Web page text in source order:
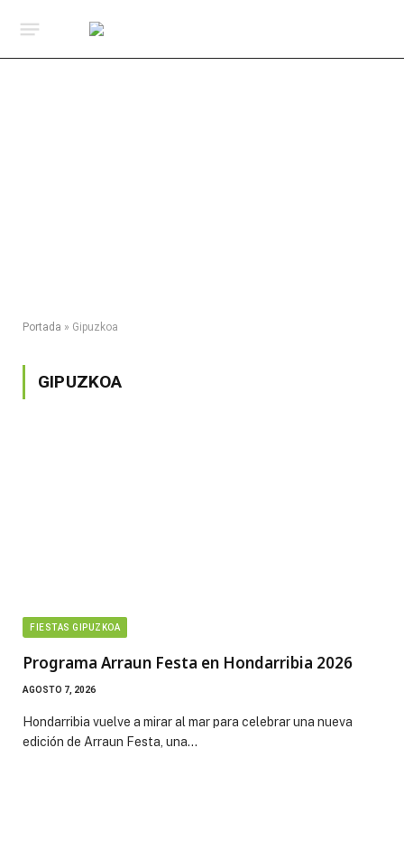
Portada » Gipuzkoa
GIPUZKOA
FIESTAS GIPUZKOA
Programa Arraun Festa en Hondarribia 2026
AGOSTO 7, 2026
Hondarribia vuelve a mirar al mar para celebrar una nueva
edición de Arraun Festa, una…